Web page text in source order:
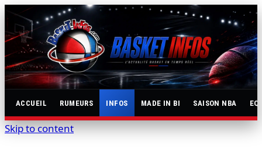
ACCUEIL RUMEURS INFOS MADE IN BI SAISON NBA
Skip to content